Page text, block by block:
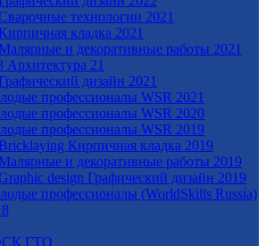
технологии 2021
кладка 2021
и декоративные работы 2021
Архитектура 21
дизайн 2021
профессионалы WSR 2021
профессионалы WSR 2020
профессионалы WSR 2019
Кирпичная кладка 2019
и декоративные работы 2019
design Графический дизайн 2019
профессионалы (WorldSkills Russia)
ГТО